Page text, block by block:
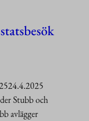
Stubb och
avlägger